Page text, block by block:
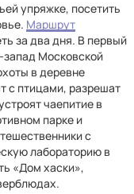
упряжке, посетить
Маршрут
за два дня. В первый
запад Московской
в деревне
с птицами, разрешат
чаепитие в
парке и
с
лабораторию в
«Дом хаски»,